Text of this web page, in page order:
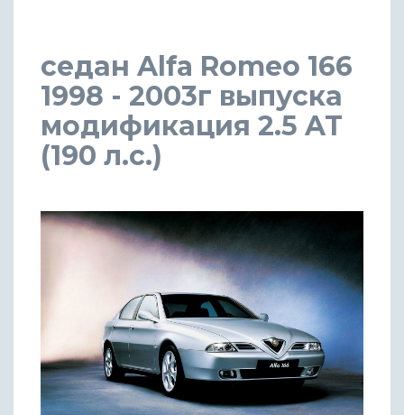
седан Alfa Romeo 166
1998 - 2003г выпуска
модификация 2.5 AT
(190 л.с.)